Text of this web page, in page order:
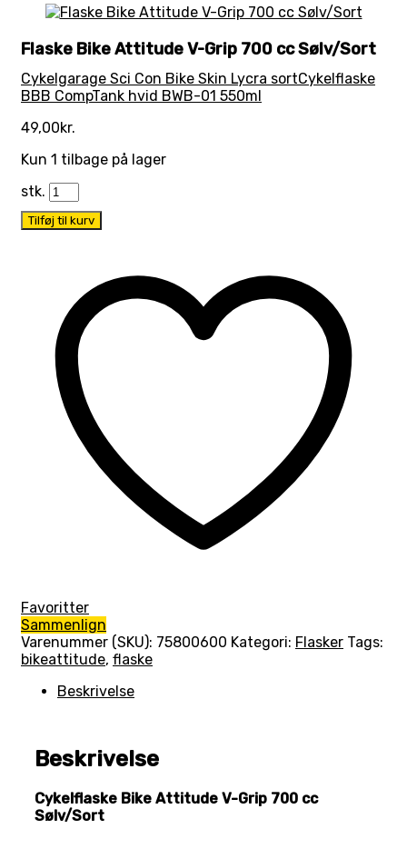
Flaske Bike Attitude V-Grip 700 cc Sølv/Sort
Cykelgarage Sci Con Bike Skin Lycra sortCykelflaske
BBB CompTank hvid BWB-01 550ml
49,00kr.
Kun 1 tilbage på lager
stk.
Tilføj til kurv
Favoritter
Sammenlign
Varenummer (SKU): 75800600 Kategori: Flasker Tags:
bikeattitude, flaske
Beskrivelse
Beskrivelse
Cykelflaske Bike Attitude V-Grip 700 cc
Sølv/Sort